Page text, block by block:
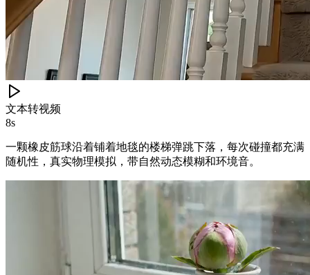
文本转视频
8s
一颗橡皮筋球沿着铺着地毯的楼梯弹跳下落，每次碰撞都充满
随机性，真实物理模拟，带自然动态模糊和环境音。